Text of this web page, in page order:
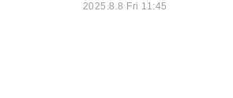
2025.8.8 Fri 11:45